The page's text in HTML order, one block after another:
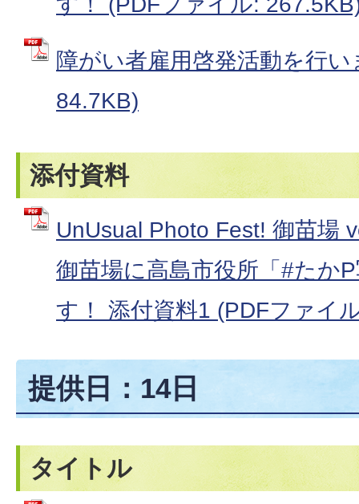
障がい者雇用啓発活動を行
84.7KB)
添付資料
UnUsual Photo Fest! 御苗場
御苗場に高島市役所「#たか
す！ 添付資料1 (PDFファイ
提供日：14日
タイトル